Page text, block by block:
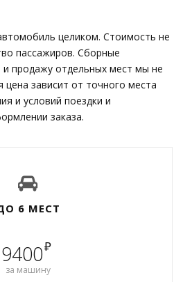
целиком. Стоимость не
пассажиров. Сборные
и продажу отдельных мест мы не
зависит от точного места
и условий поездки и
заказа.
6 МЕСТ
9400₽
за машину